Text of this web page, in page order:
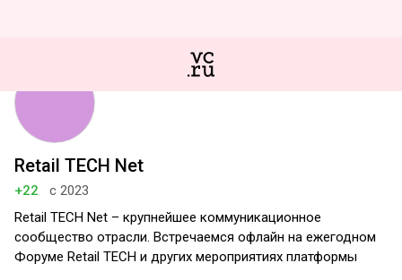
Retail TECH Net
+22
с 2023
Retail TECH Net – крупнейшее коммуникационное
сообщество отрасли. Встречаемся офлайн на ежегодном
Форуме Retail TECH и других мероприятиях платформы